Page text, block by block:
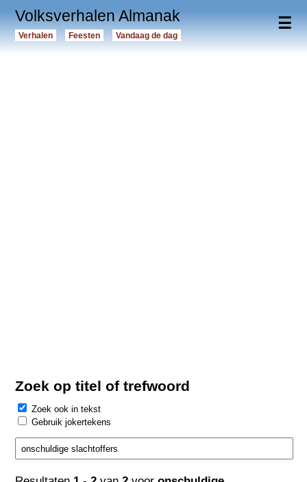
☰
Volksverhalen Almanak
Verhalen Feesten Vandaag de dag
Zoek op titel of trefwoord
Zoek ook in tekst
Gebruik jokertekens